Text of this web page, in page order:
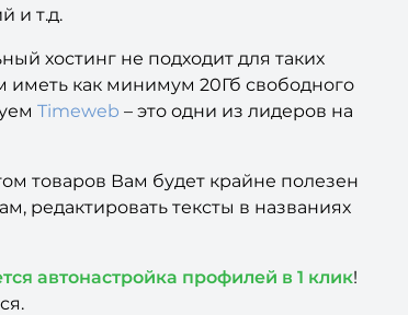
и т.д.
хостинг не подходит для таких
иметь как минимум 20Гб свободного
Timeweb – это одни из лидеров на
товаров Вам будет крайне полезен
редактировать тексты в названиях
автонастройка профилей в 1 клик!